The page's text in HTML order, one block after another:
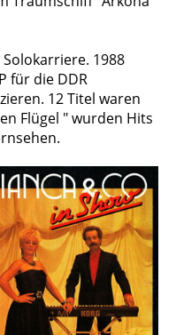
1988
für die DDR
12 Titel waren
Flügel " wurden Hits